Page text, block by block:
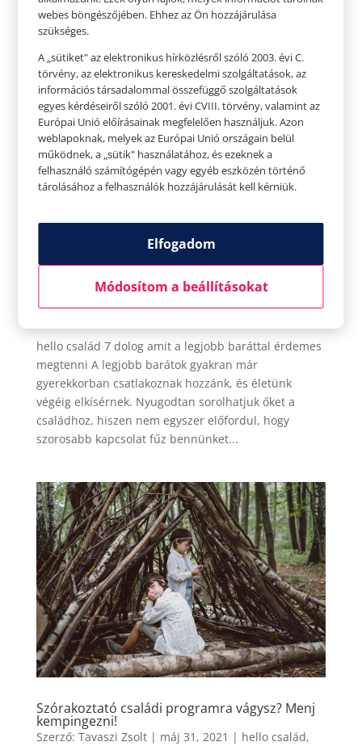
7 dolog amit a legjobb baráttal érdemes
Tavaszi Zsolt|jún 7, 2021|hello család
hello
hello család 7 dolog amit a legjobb baráttal érdemes
megtenni A legjobb barátok gyakran már
gyerekkorban csatlakoznak hozzánk, és életünk
végéig elkísérnek. Nyugodtan sorolhatjuk őket a
családhoz, hiszen nem egyszer előfordul, hogy
szorosabb kapcsolat fűz bennünket...
Szórakoztató családi programra vágysz? Menj
kempingezni!
Szerző: Tavaszi Zsolt| máj 31, 2021 | hello család,
webes böngészőjében. Ehhez az Ön hozzájárulása
szükséges.
A „sütiket" az elektronikus hírközlésről szóló 2003. évi C.
törvény, az elektronikus kereskedelmi szolgáltatások, az
információs társadalommal összefüggő szolgáltatások
egyes kérdéseiről szóló 2001. évi CVIII. törvény, valamint az
Európai Unió előírásainak megfelelően használjuk. Azon
weblapoknak, melyek az Európai Unió országain belül
működnek, a „sütik" használatához, és ezeknek a
felhasználó számítógépén vagy egyéb eszközén történő
tárolásához a felhasználók hozzájárulását kell kérniük.
Elfogadom
Módosítom a beállításokat